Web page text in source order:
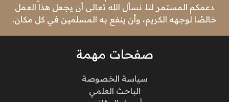
دعمكم المستمر لنا. نسأل الله تعالى أن يجعل هذا العمل
خالصًا لوجهه الكريم، وأن ينفع به المسلمين في كل مكان.
صفحات مهمة
سياسة الخصوصة
الباحث العلمي